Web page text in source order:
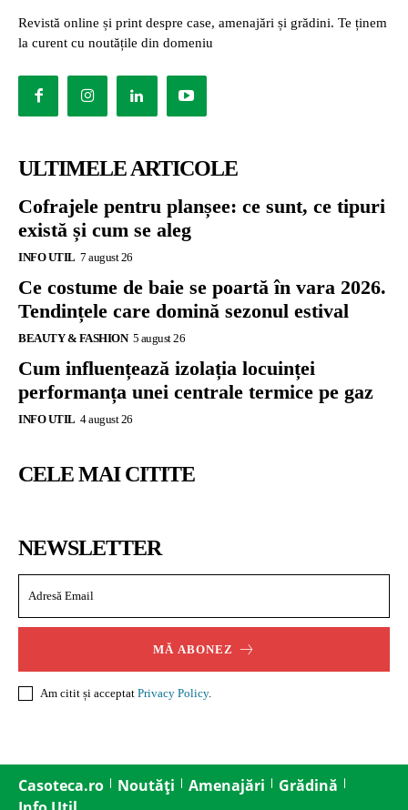
Revistă online și print despre case, amenajări și grădini. Te ținem
la curent cu noutățile din domeniu
ULTIMELE ARTICOLE
Cofrajele pentru planșee: ce sunt, ce tipuri
există și cum se aleg
INFO UTIL 7 august 26
Ce costume de baie se poartă în vara 2026.
Tendințele care domină sezonul estival
BEAUTY & FASHION 5 august 26
Cum influențează izolația locuinței
performanța unei centrale termice pe gaz
INFO UTIL 4 august 26
CELE MAI CITITE
NEWSLETTER
MĂ ABONEZ
Am citit și acceptat Privacy Policy.
Casoteca.ro Noutăți Amenajări
Grădină